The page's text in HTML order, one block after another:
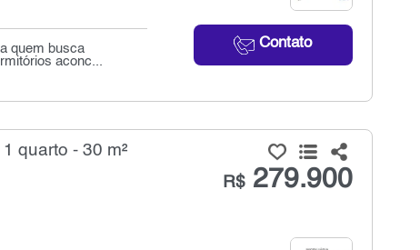
Contato
quem busca
aconc...
quarto - 30 m²
R$279.900